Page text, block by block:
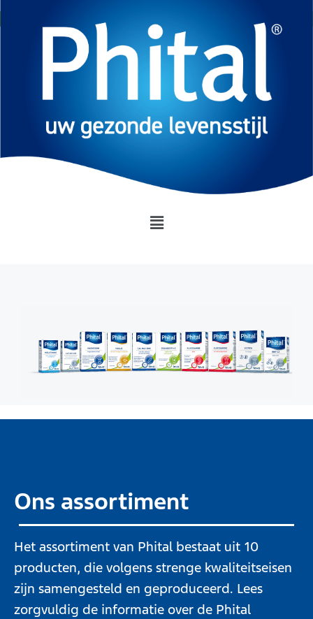
Ons assortiment
Het assortiment van Phital bestaat uit 10
producten, die volgens strenge kwaliteitseisen
zijn samengesteld en geproduceerd. Lees
zorgvuldig de informatie over de Phital